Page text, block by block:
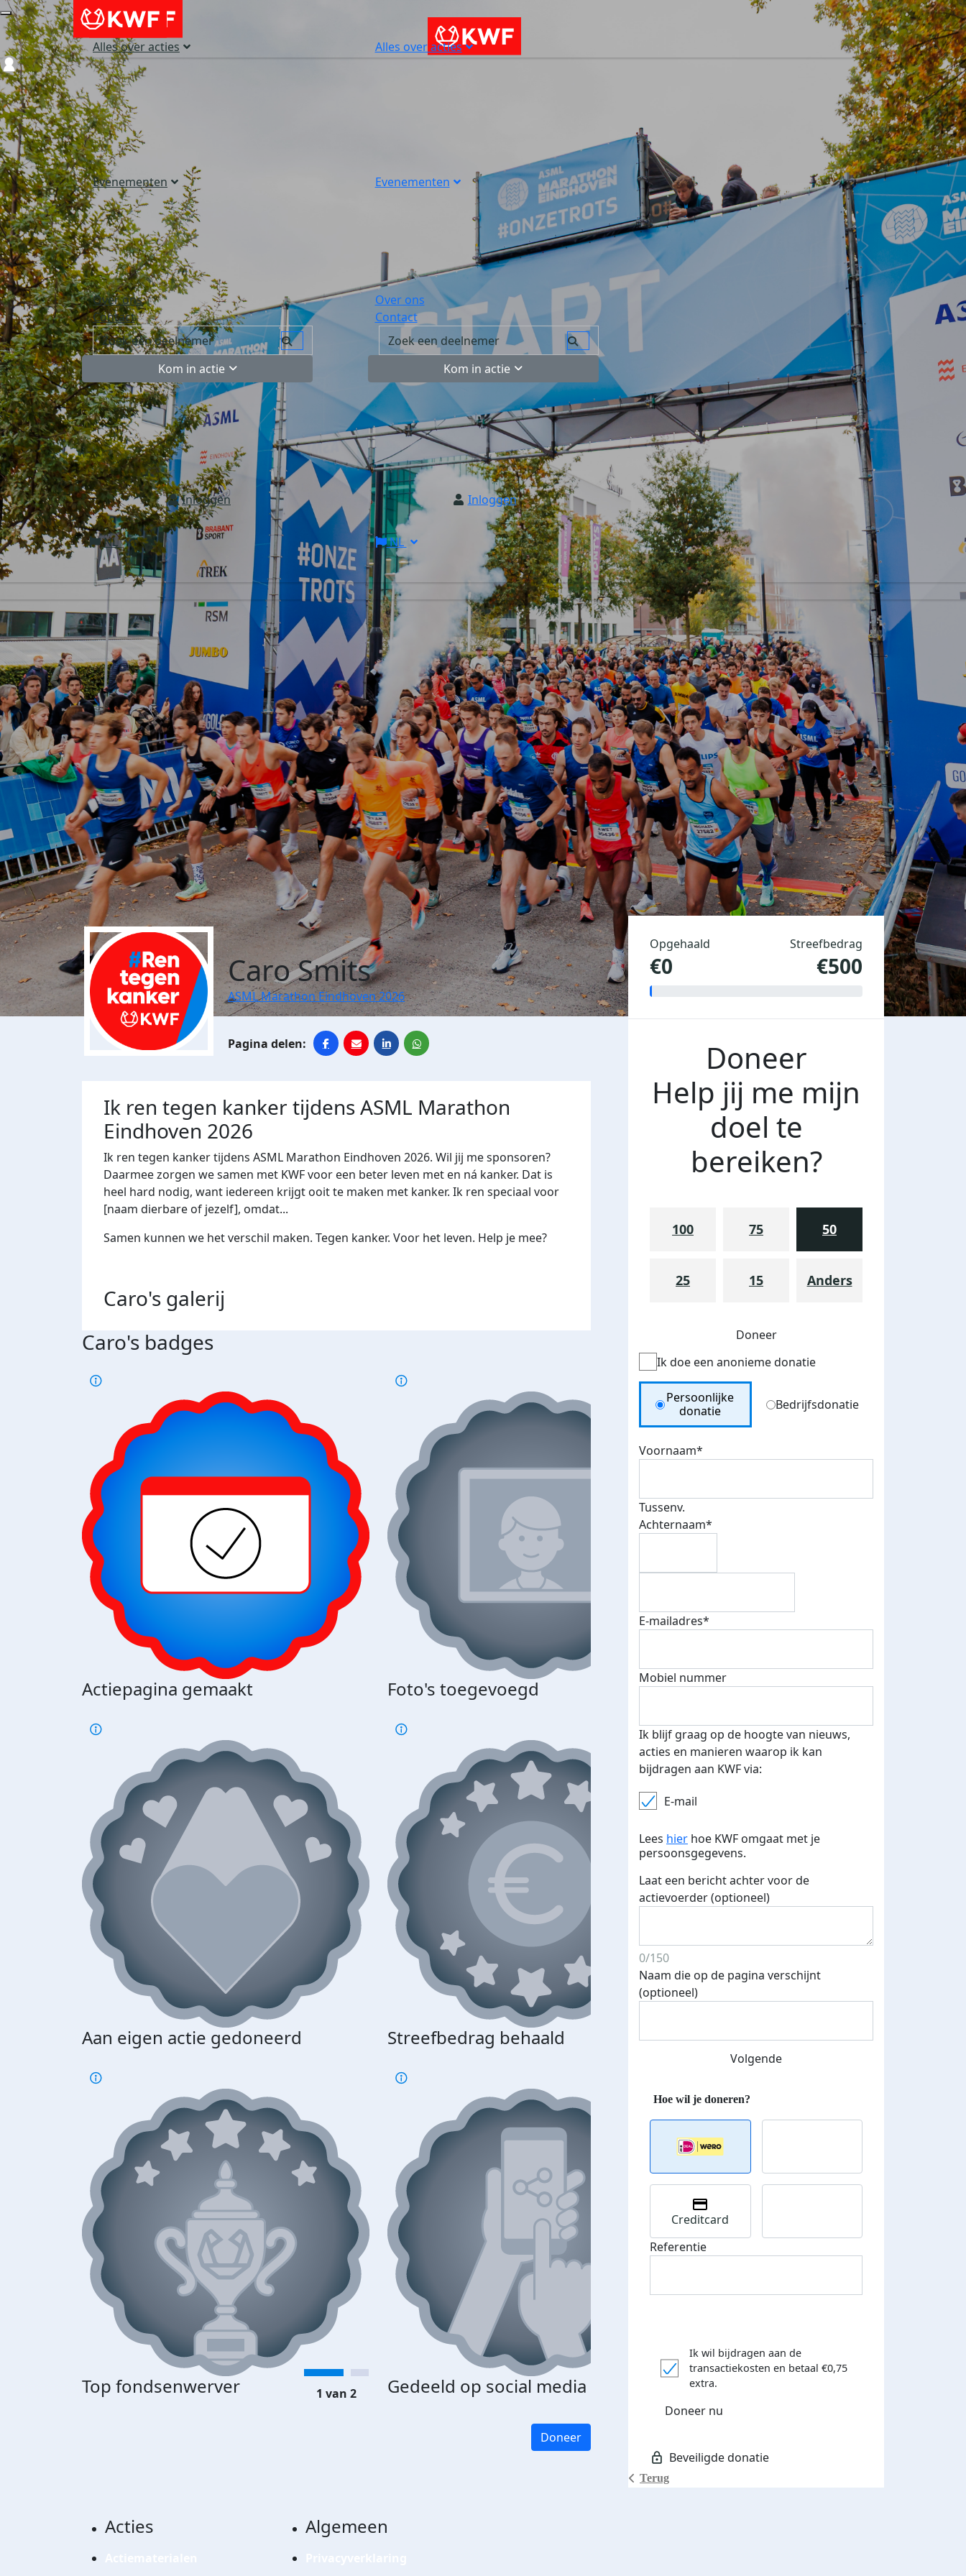
Alles over acties
Evenementen
Over ons
Contact
Kom in actie
Inloggen
NL
Alles over acties
Evenementen
Over ons
Contact
Kom in actie
Inloggen
NL
Login
Caro Smits
ASML Marathon Eindhoven 2026
Ik ren tegen kanker tijdens ASML Marathon
Eindhoven 2026
Ik ren tegen kanker tijdens ASML Marathon Eindhoven 2026. Wil jij me sponsoren?
Daarmee zorgen we samen met KWF voor een beter leven met en ná kanker. Dat is
heel hard nodig, want iedereen krijgt ooit te maken met kanker. Ik ren speciaal voor
[naam dierbare of jezelf], omdat...
Samen kunnen we het verschil maken. Tegen kanker. Voor het leven. Help je mee?
Caro's galerij
Caro's badges
Actiepagina gemaakt Foto's toegevoegd E-mails verstuurd
Aan eigen actie gedoneerd Streefbedrag behaald Streefbedrag verhoogd
Top fondsenwerver Gedeeld op social media Donateurs bedankt
Bij 500 euro aan donaties ontvang
je je speciale KWF t-shirt!
1 van 2
Doneer
Opgehaald
€0
Streefbedrag
€500
Doneer
Help jij me mijn
doel te
bereiken?
100 75 50
25 15 Anders
Doneer
Ik doe een anonieme donatie
Donation Type
Persoonlijke
donatie
Bedrijfsdonatie
Voornaam*
Tussenv.
Achternaam*
E-mailadres*
Mobiel nummer
Ik blijf graag op de hoogte van nieuws,
acties en manieren waarop ik kan
bijdragen aan KWF via:
E-mail
Lees hier hoe KWF omgaat met je
persoonsgegevens.
Laat een bericht achter voor de
actievoerder (optioneel)
0/150
Naam die op de pagina verschijnt
(optioneel)
Volgende
Terug
Creditcard
Referentie
Ik wil bijdragen aan de
transactiekosten en betaal €0,75
extra.
Doneer nu
Acties Algemeen